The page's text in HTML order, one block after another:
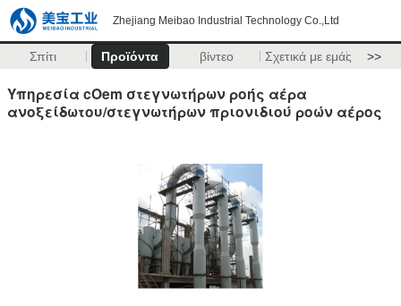
Zhejiang Meibao Industrial Technology Co.,Ltd
Σπίτι Προϊόντα βίντεο Σχετικά με εμάς >>
Υπηρεσία cOem στεγνωτήρων ροής αέρα
ανοξείδωτου/στεγνωτήρων πριονιδιού ροών αέρος